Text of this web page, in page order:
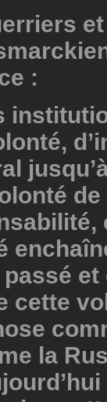
:
et
cette
la